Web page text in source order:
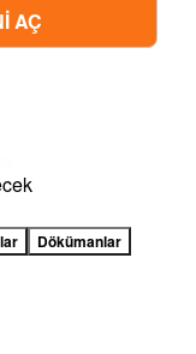
AÇ
Dökümanlar